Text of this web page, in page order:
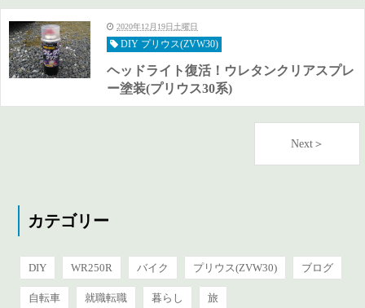
2020年12月19日土曜日
DIY プリウス(ZVW30)
ヘッドライト復活！ウレタンクリアスプレ
ー塗装(プリウス30系)
Next＞
カテゴリー
DIY WR250R バイク プリウス(ZVW30) ブログ
自転車 就職転職 暮らし 旅